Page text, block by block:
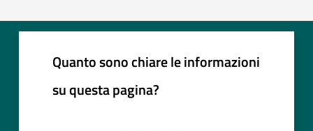
Quanto sono chiare le informazioni
su questa pagina?